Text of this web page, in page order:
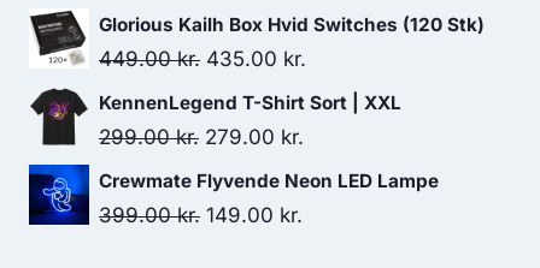
price
was:
price
is:
187.00 kr..
Glorious Kailh Box Hvid Switches (120 Stk)
449.00kr. Original
price
was:
435.00 kr.
price
KennenLegend T-Shirt Sort | XXL
299.00kr. Original
price
was:
279.00 kr.
price
Crewmate Flyvende Neon LED Lampe
399.00kr. Original
149.00 kr.